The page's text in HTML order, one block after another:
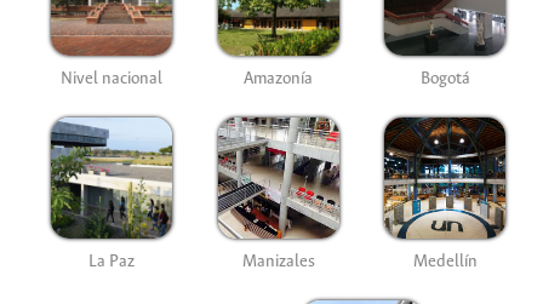
Nivel nacional Amazonía Bogotá
La Paz Manizales Medellín